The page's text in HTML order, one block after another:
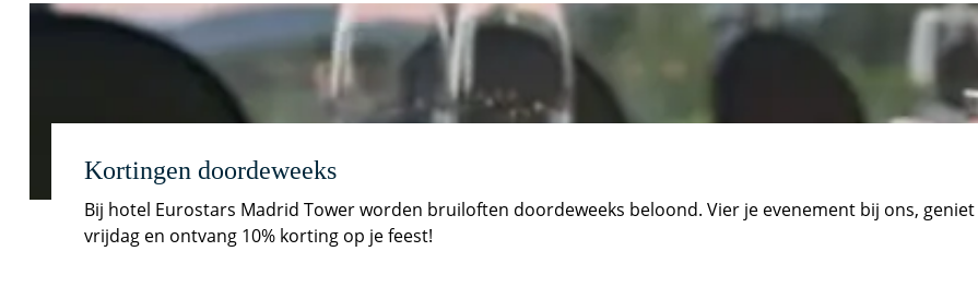
Kortingen doordeweeks
Bij hotel Eurostars Madrid Tower worden bruiloften doordeweeks beloond. Vier je evenement bij ons,
vrijdag en ontvang 10% korting op je feest!